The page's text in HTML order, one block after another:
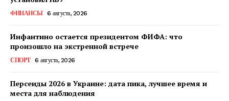
КавПолит
ФИНАНСЫ 6 августа, 2026
Инфантино остается президентом ФИФА: что
произошло на экстренной встрече
СПОРТ 6 августа, 2026
Персеиды 2026 в Украине: дата пика, лучшее время и
места для наблюдения